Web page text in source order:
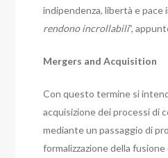
indipendenza, libertà e pace
rendono incrollabili”,
Mergers and Acquisition
Con questo termine si
acquisizione dei processi di
mediante un passaggio di
formalizzazione della